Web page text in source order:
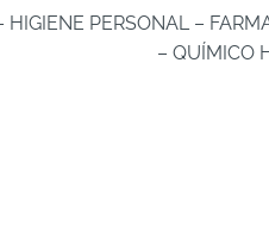
HIGIENE PERSONAL –
– QUÍMICO